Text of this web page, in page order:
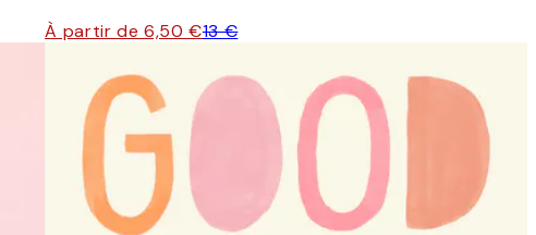
À partir de 6,50 €13 €